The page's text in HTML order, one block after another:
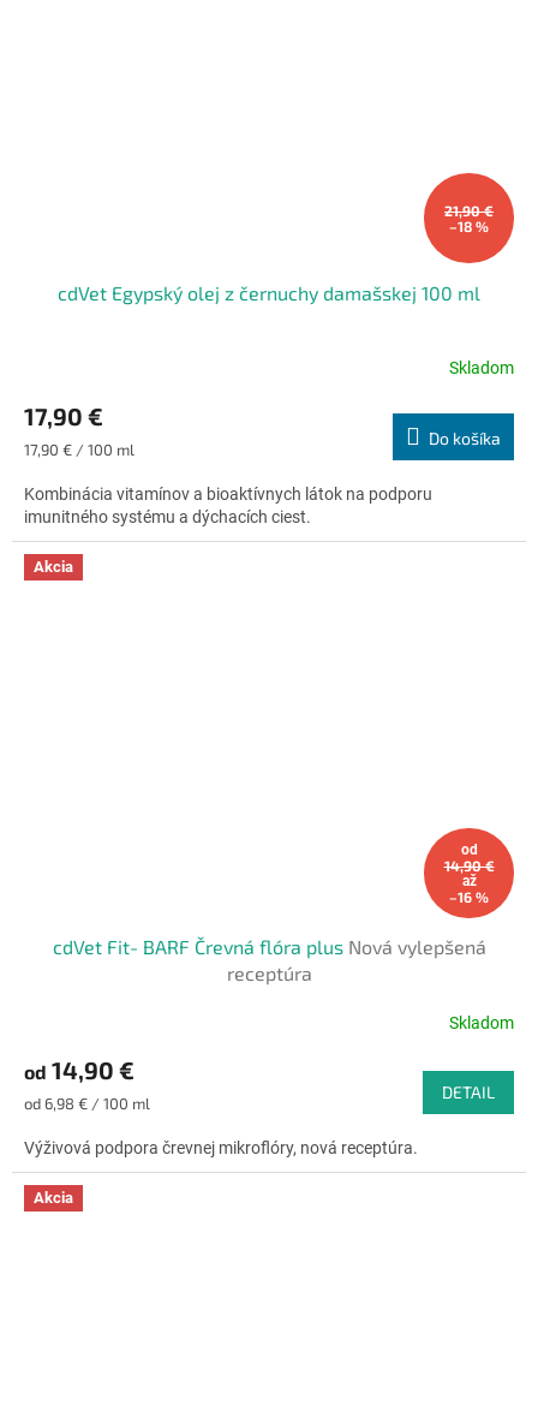
21,90 €
–18 %
cdVet Egypský olej z černuchy damašskej 100 ml
produktu
4,8
z
5
Skladom
17,90 €
Jednotková
17,90 € / 100 ml
Do košíka
Kombinácia vitamínov a bioaktívnych látok na podporu
imunitného systému a dýchacích ciest.
Akcia
od
14,90 €
až
–16 %
cdVet Fit- BARF Črevná flóra plus Nová vylepšená
receptúra
produktu
4,8
z
hviezdičiek.
Skladom
od 14,90 €
Jednotková
od 6,98 € / 100 ml
DETAIL
Výživová podpora črevnej mikroflóry, nová receptúra.
Akcia